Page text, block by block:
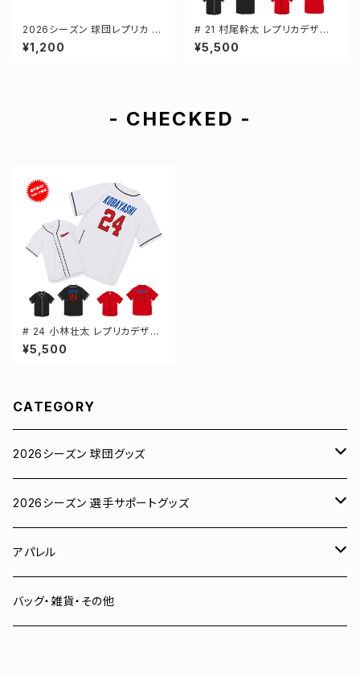
2026シーズン 球団レプリカ メ
ッシュキャップ レッド フリーサイ
ズ 3-000700
¥1,200
# 21 村尾幹太 レプリカデザイ
ン 3カラー 選手還元 ベースボ
ールシャツ S-XXLサイズ 5982
¥5,500
- CHECKED -
# 24 小林壮太 レプリカデザイ
ン 3カラー 選手還元 ベースボ
ールシャツ S-XXLサイズ 5982
¥5,500
CATEGORY
2026シーズン 球団グッズ
ユニフォーム
Tシャツ
スウェット
2026シーズン 選手サポートグッズ
# 00 蓮
# 0 岡田竜汰
アパレル
スウェット・パーカー
バッグ・雑貨・その他